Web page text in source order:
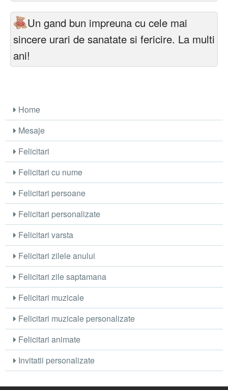
Un gand bun impreuna cu cele mai
sincere urari de sanatate si fericire. La multi
ani!
Home
Mesaje
Felicitari
Felicitari cu nume
Felicitari persoane
Felicitari personalizate
Felicitari varsta
Felicitari zilele anului
Felicitari zile saptamana
Felicitari muzicale
Felicitari muzicale personalizate
Felicitari animate
Invitatii personalizate